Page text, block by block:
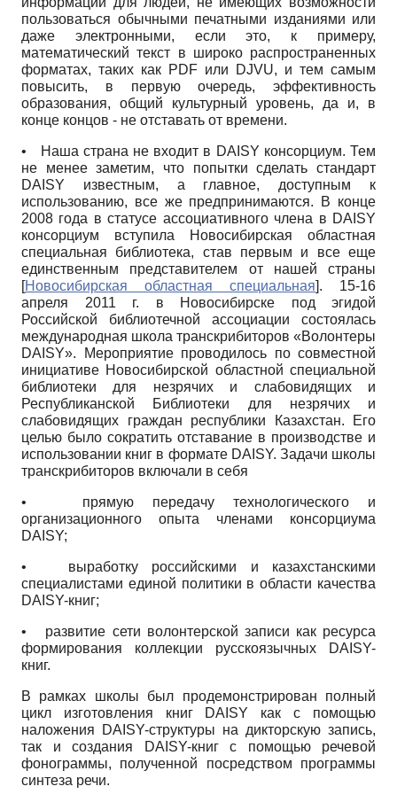
пользоваться обычными печатными изданиями или
даже электронными, если это, к примеру,
математический текст в широко распространенных
форматах, таких как PDF или DJVU, и тем самым
повысить, в первую очередь, эффективность
образования, общий культурный уровень, да и, в
конце концов - не отставать от времени.
•
Наша страна не входит в DAISY консорциум. Тем
не менее заметим, что попытки сделать стандарт
DAISY известным, а главное, доступным к
использованию, все же предпринимаются. В конце
2008 года в статусе ассоциативного члена в DAISY
консорциум вступила Новосибирская областная
специальная библиотека, став первым и все еще
единственным представителем от нашей страны
[Новосибирская областная специальная]. 15-16
апреля 2011 г. в Новосибирске под эгидой
Российской библиотечной ассоциации состоялась
международная школа транскрибиторов «Волонтеры
DAISY». Мероприятие проводилось по совместной
инициативе Новосибирской областной специальной
библиотеки для незрячих и слабовидящих и
Республиканской Библиотеки для незрячих и
слабовидящих граждан республики Казахстан. Его
целью было сократить отставание в производстве и
использовании книг в формате DAISY. Задачи школы
транскрибиторов включали в себя
• прямую передачу технологического и
организационного опыта членами консорциума
DAISY;
• выработку российскими и казахстанскими
специалистами единой политики в области качества
DAISY-книг;
• развитие сети волонтерской записи как ресурса
формирования коллекции русскоязычных DAISY-
книг.
В рамках школы был продемонстрирован полный
цикл изготовления книг DAISY как с помощью
наложения DAISY-структуры на дикторскую запись,
так и создания DAISY-книг с помощью речевой
фонограммы, полученной посредством программы
синтеза речи.